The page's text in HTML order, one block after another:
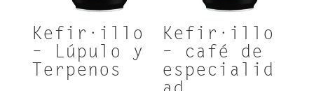
Kefir·illo
– Lúpulo y
Terpenos
Kefir·illo
– café de
especialid